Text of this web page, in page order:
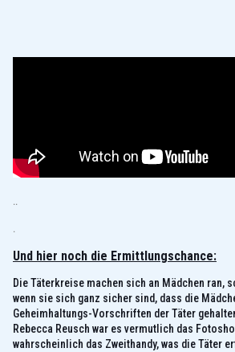
..
.
Und hier noch die Ermittlungschance:
Die Täterkreise machen sich an Mädchen ran,
wenn sie sich ganz sicher sind, dass die
Geheimhaltungs-Vorschriften der Täter
Rebecca Reusch war es vermutlich das
wahrscheinlich das Zweithandy, was die Täter